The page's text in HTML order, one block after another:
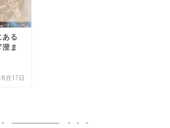
る
ま
月17日